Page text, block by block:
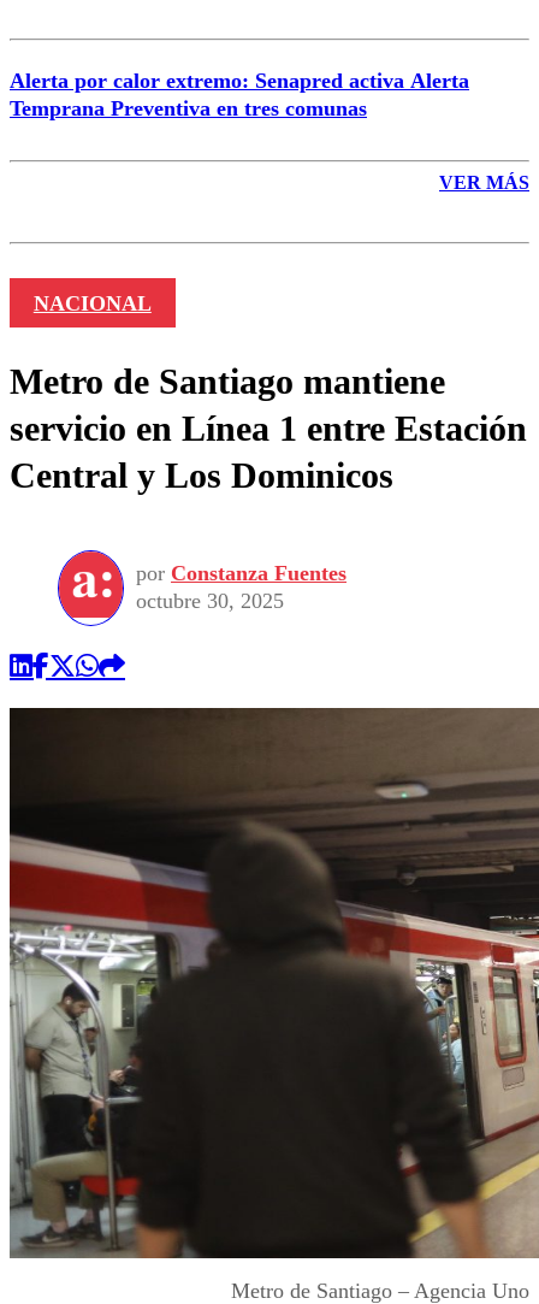
Alerta por calor extremo: Senapred activa Alerta
Temprana Preventiva en tres comunas
VER MÁS
NACIONAL
Metro de Santiago mantiene
servicio en Línea 1 entre Estación
Central y Los Dominicos
por Constanza Fuentes
octubre 30, 2025
Metro de Santiago – Agencia Uno